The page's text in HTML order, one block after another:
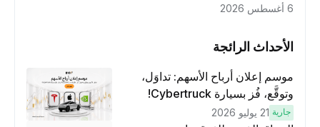
الأحداث الرائجة
موسم إعلان أرباح الأسهم: تداوَل،
وتوقَّع، فُز بسيارة Cybertruck!
جارية 21 يوليو 2026